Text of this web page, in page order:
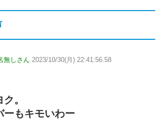
無しさん 2023/10/30(月) 22:41:56.58
。
ーもキモいわー